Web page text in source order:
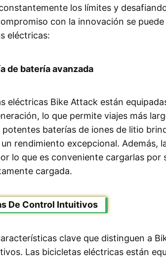
los límites y
con la innovación se
eléctricas:
de batería avanzada
eléctricas Bike Attack están
lo que permite viajes más
potentes baterías de iones de litio
rendimiento excepcional. Además,
lo que es conveniente cargarlas por
cargada.
De Control Intuitivos
clave que distinguen a
Las bicicletas eléctricas están